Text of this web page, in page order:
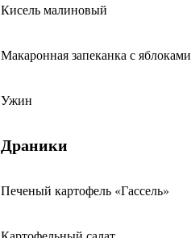
Кисель малиновый
Макаронная запеканка с яблоками
Ужин
Драники
Печеный картофель «Гассель»